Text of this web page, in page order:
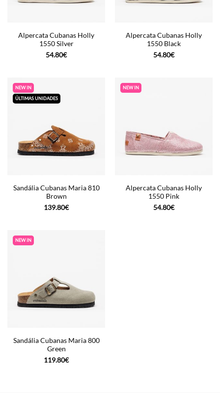
Alpercata Cubanas Holly
1550 Silver
54.80€
Alpercata Cubanas Holly
1550 Black
54.80€
NEW IN
ÚLTIMAS UNIDADES
Sandália Cubanas Maria 810
Brown
139.80€
NEW IN
Alpercata Cubanas Holly
1550 Pink
54.80€
NEW IN
Sandália Cubanas Maria 800
Green
119.80€